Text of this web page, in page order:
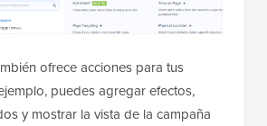
ofrece acciones para tus
puedes agregar efectos,
y mostrar la vista de la campaña